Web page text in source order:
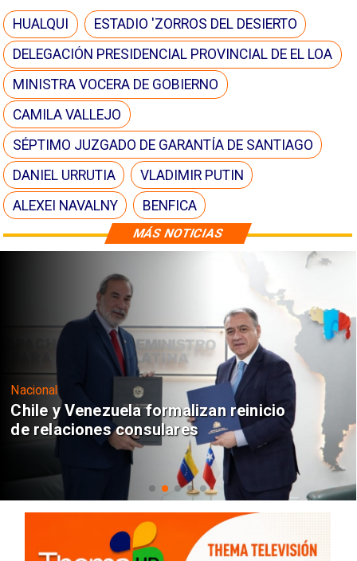
MÁS NOTICIAS
HUALQUI
ESTADIO 'ZORROS DEL DESIERTO
DELEGACIÓN PRESIDENCIAL PROVINCIAL DE EL LOA
MINISTRA VOCERA DE GOBIERNO
CAMILA VALLEJO
SÉPTIMO JUZGADO DE GARANTÍA DE SANTIAGO
DANIEL URRUTIA
VLADIMIR PUTIN
ALEXEI NAVALNY
BENFICA
Nacional
Chile y Venezuela formalizan reinicio
de relaciones consulares